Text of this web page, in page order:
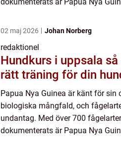
artikel kommer ge en översikt över
02 maj 2026 Johan Norberg
redaktionel
Hundkurs i uppsala så väljer du
rätt träning för din
Papua Nya Guinea är känt för sin
biologiska mångfald, och
undantag. Med över 700
dokumenterats är Papua Nya